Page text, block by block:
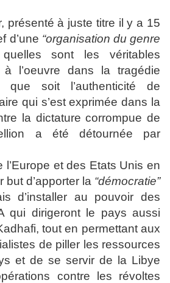
présenté à juste titre il y a 15
d’une “organisation du genre
sont les véritables
l’oeuvre dans la tragédie
que soit l’authenticité de
qui s’est exprimée dans la
la dictature corrompue de
a été détournée par
l’Europe et des Etats Unis en
but d’apporter la “démocratie”
d’installer au pouvoir des
qui dirigeront le pays aussi
tout en permettant aux
de piller les ressources
et de se servir de la Libye
contre les révoltes